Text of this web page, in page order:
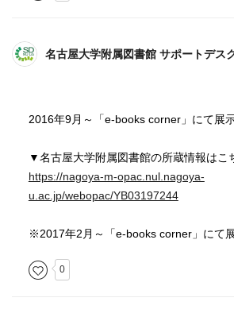
名古屋大学附属図書館 サポートデス
2016年9月～「e-books corner」にて展示
▼名古屋大学附属図書館の所蔵情報はこ
https://nagoya-m-opac.nul.nagoya-
u.ac.jp/webopac/YB03197244
※2017年2月～「e-books corner」にて展
0